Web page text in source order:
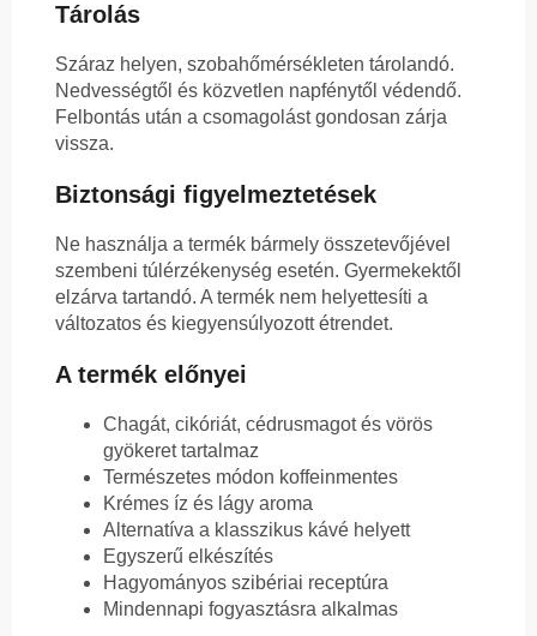
Tárolás
Száraz helyen, szobahőmérsékleten tárolandó.
Nedvességtől és közvetlen napfénytől védendő.
Felbontás után a csomagolást gondosan zárja
vissza.
Biztonsági figyelmeztetések
Ne használja a termék bármely összetevőjével
szembeni túlérzékenység esetén. Gyermekektől
elzárva tartandó. A termék nem helyettesíti a
változatos és kiegyensúlyozott étrendet.
A termék előnyei
Chagát, cikóriát, cédrusmagot és vörös
gyökeret tartalmaz
Természetes módon koffeinmentes
Krémes íz és lágy aroma
Alternatíva a klasszikus kávé helyett
Egyszerű elkészítés
Hagyományos szibériai receptúra
Mindennapi fogyasztásra alkalmas